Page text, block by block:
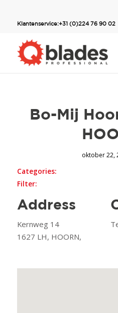
Klantenservice:+31 (0)224 76 90 02
Bo-Mij
oktober 22,
Categories:
Filter:
Address
Kernweg 14
1627 LH, HOORN,